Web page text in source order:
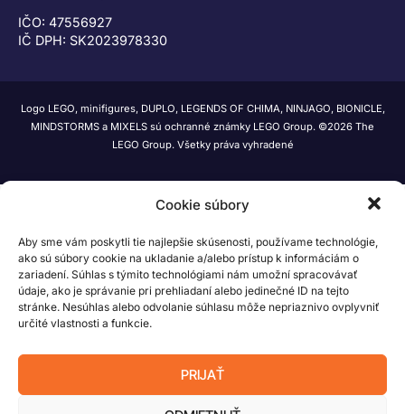
Cookie súbory
Aby sme vám poskytli tie najlepšie skúsenosti, používame technológie,
ako sú súbory cookie na ukladanie a/alebo prístup k informáciám o
zariadení. Súhlas s týmito technológiami nám umožní spracovávať
údaje, ako je správanie pri prehliadaní alebo jedinečné ID na tejto
stránke. Nesúhlas alebo odvolanie súhlasu môže nepriaznivo ovplyvniť
určité vlastnosti a funkcie.
PRIJAŤ
IČO: 47556927
IČ DPH: SK2023978330
Logo LEGO, minifigures, DUPLO, LEGENDS OF CHIMA, NINJAGO, BIONICLE,
MINDSTORMS a MIXELS sú ochranné známky LEGO Group. ©2026 The
LEGO Group. Všetky práva vyhradené